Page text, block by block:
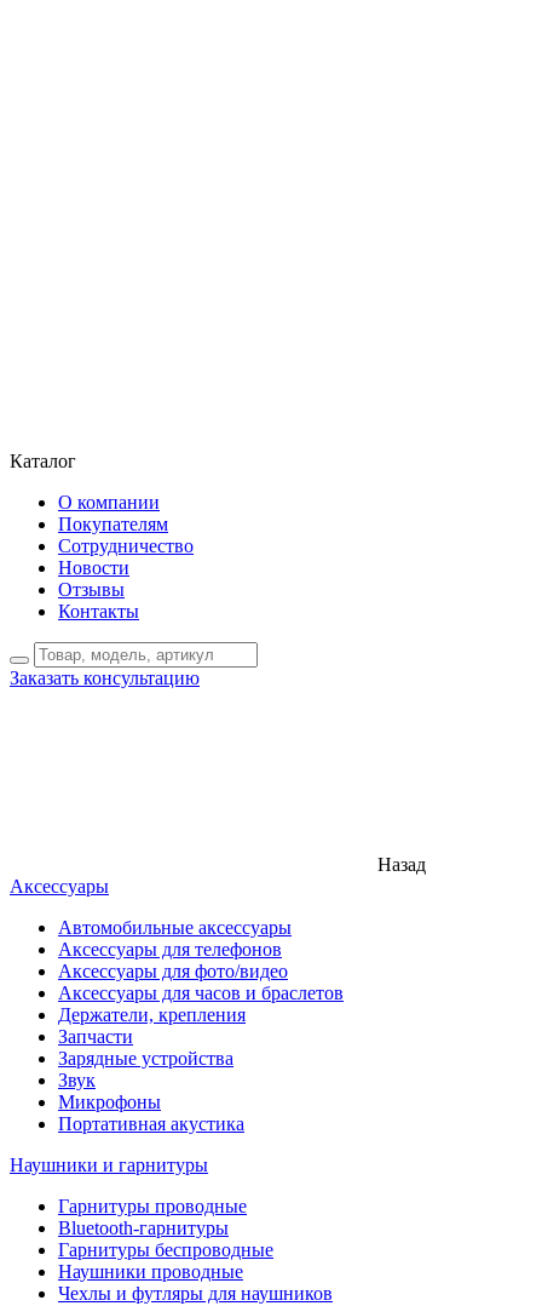
Каталог
О компании
Покупателям
Сотрудничество
Новости
Отзывы
Контакты
Заказать консультацию
Назад
Аксессуары
Автомобильные аксессуары
Аксессуары для телефонов
Аксессуары для фото/видео
Аксессуары для часов и браслетов
Держатели, крепления
Запчасти
Зарядные устройства
Звук
Микрофоны
Портативная акустика
Наушники и гарнитуры
Гарнитуры проводные
Bluetooth-гарнитуры
Гарнитуры беспроводные
Наушники проводные
Чехлы и футляры для наушников